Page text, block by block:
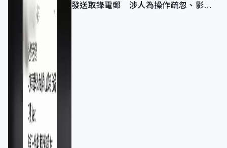
發送取錄電郵 涉人為操作疏忽、影響